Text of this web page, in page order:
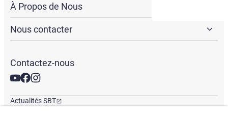
À Propos de Nous
Nous contacter
Contactez-nous
Actualités SBT